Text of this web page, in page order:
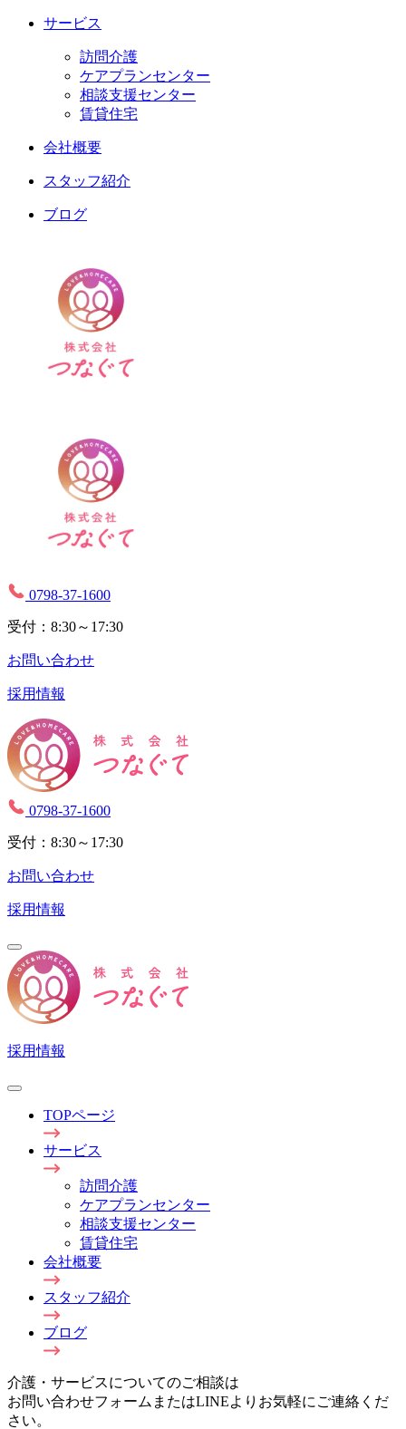
サービス
訪問介護
ケアプランセンター
相談支援センター
賃貸住宅
会社概要
スタッフ紹介
ブログ
0798-37-1600
受付：8:30～17:30
お問い合わせ
採用情報
0798-37-1600
受付：8:30～17:30
お問い合わせ
採用情報
採用情報
TOPページ
サービス
訪問介護
ケアプランセンター
相談支援センター
賃貸住宅
会社概要
スタッフ紹介
ブログ
介護・サービスについてのご相談は
お問い合わせフォームまたはLINEよりお気軽にご連絡くだ
さい。